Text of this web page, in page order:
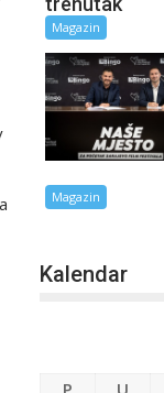
Magazin
Magazin
Kalendar
P U